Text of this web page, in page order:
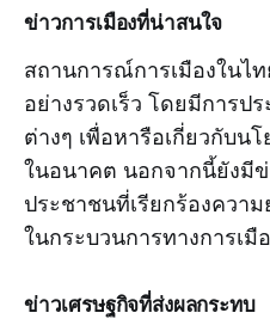
ข่าวการเมืองที่น่าสนใจ
สถานการณ์การเมืองในไ
อย่างรวดเร็ว โดยมีการป
ต่างๆ เพื่อหารือเกี่ยวกับน
ในอนาคต นอกจากนี้ยังมี
ประชาชนที่เรียกร้องควา
ในกระบวนการทางการเมื
ข่าวเศรษฐกิจที่ส่งผลกระทบ